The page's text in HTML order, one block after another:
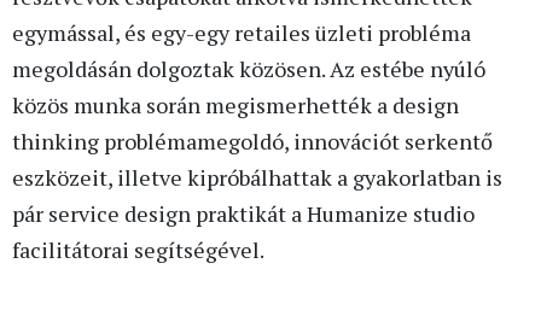
egymással, és egy-egy retailes üzleti probléma
megoldásán dolgoztak közösen. Az estébe nyúló
közös munka során megismerhették a design
thinking problémamegoldó, innovációt serkentő
eszközeit, illetve kipróbálhattak a gyakorlatban is
pár service design praktikát a Humanize studio
facilitátorai segítségével.